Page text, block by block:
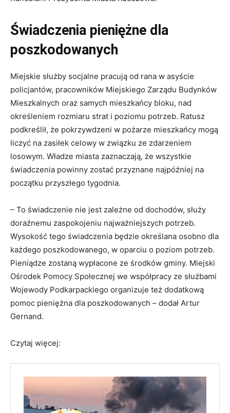
Świadczenia pieniężne dla
poszkodowanych
Miejskie służby socjalne pracują od rana w asyście
policjantów, pracowników Miejskiego Zarządu Budynków
Mieszkalnych oraz samych mieszkańcy bloku, nad
określeniem rozmiaru strat i poziomu potrzeb. Ratusz
podkreślił, że pokrzywdzeni w pożarze mieszkańcy mogą
liczyć na zasiłek celowy w związku ze zdarzeniem
losowym. Władze miasta zaznaczają, że wszystkie
świadczenia powinny zostać przyznane najpóźniej na
początku przyszłego tygodnia.
– To świadczenie nie jest zależne od dochodów, służy
doraźnemu zaspokojeniu najważniejszych potrzeb.
Wysokość tego świadczenia będzie określana osobno dla
każdego poszkodowanego, w oparciu o poziom potrzeb.
Pieniądze zostaną wypłacone ze środków gminy. Miejski
Ośrodek Pomocy Społecznej we współpracy ze służbami
Wojewody Podkarpackiego organizuje też dodatkową
pomoc pieniężna dla poszkodowanych – dodał Artur
Gernand.
Czytaj więcej: